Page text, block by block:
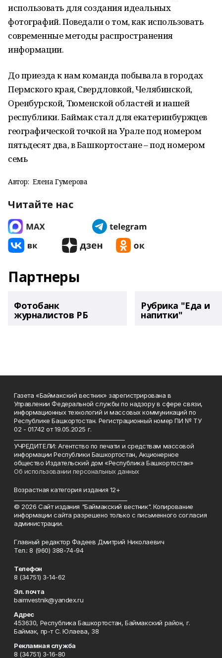
использовать для создания идеальных
фотографий. Поведали о том, как использовать
современные методы распространения
информации.
До приезда к нам команда побывала в городах
Пермского края, Свердловкой, Челябинской,
Оренбурской, Тюменской областей и нашей
республики. Баймак стал для екатеринбуржцев
географической точкой на Урале под номером
пятьдесят два, в Башкортостане – под номером
семь
Автор: Елена Гумерова
Читайте нас
Партнеры
Фотобанк
журналистов РБ
Рубрика "Еда и
напитки"
Газета «Баймакский вестник» зарегистрирована в
Управлении Федеральной службы по надзору в сфере связи,
информационных технологий и массовых коммуникаций по
Республике Башкортостан. Регистрационный номер ПИ № ТУ
02 - 01742 от 19.05.2025 г.
УЧРЕДИТЕЛИ: Агентство по печати и средствам массовой
информации Республики Башкортостан, Акционерное
общество Издательский дом «Республика Башкортостан»
Об использовании персональных данных
Возрастная категория издания 12+
© 2026 Сайт издания "Баймакский вестник". Копирование
информации сайта разрешено только с письменного согласия
администрации.
Главный редактор Фадеев Дмитрий Николаевич
Тел.: 8 (960) 388-74-94
Телефон
8 (34751) 3-14-62
Эл. почта
baimvestnik@yandex.ru
Адрес
453630, Республика Башкортостан, Баймакский район, г.
Баймак, пр-т С. Юлаева, 38
Рекламная служба
8 (34751) 3-16-80